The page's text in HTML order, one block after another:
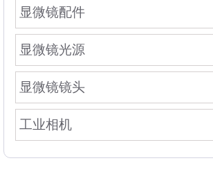
显微镜配件
显微镜光源
显微镜镜头
工业相机